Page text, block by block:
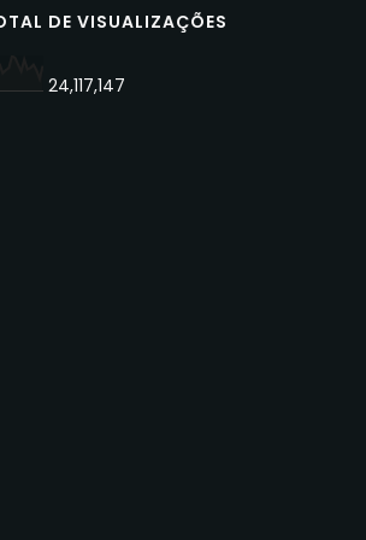
DE VISUALIZAÇÕES
24,117,147